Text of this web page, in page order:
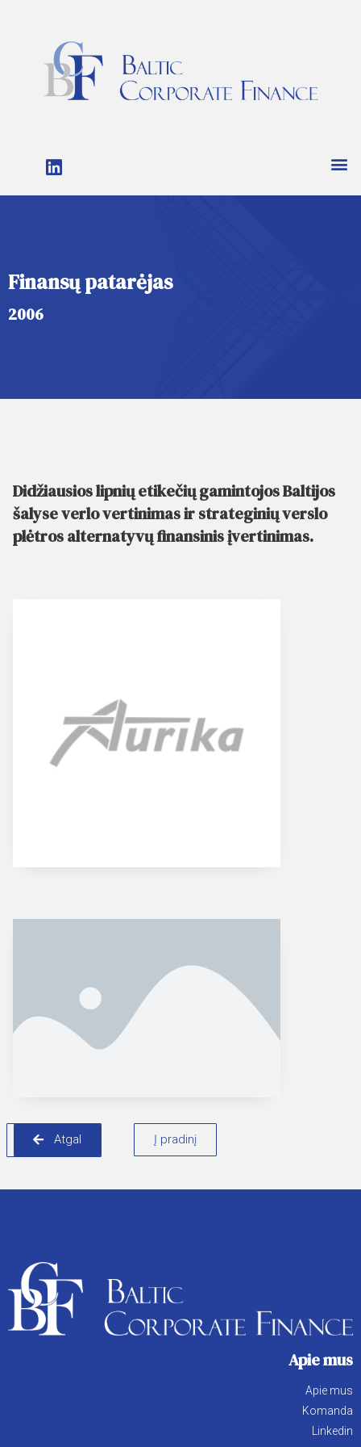
Finansų patarėjas
2006
Didžiausios lipnių etikečių gamintojos Baltijos
šalyse verlo vertinimas ir strateginių verslo
plėtros alternatyvų finansinis įvertinimas.
Atgal Į pradinį
Apie mus
Apie mus
Komanda
Linkedin